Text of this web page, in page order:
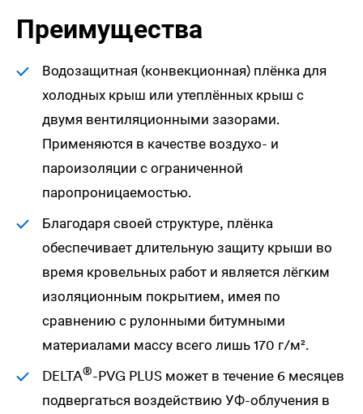
Преимущества
Водозащитная (конвекционная) плёнка для
холодных крыш или утеплённых крыш с
двумя вентиляционными зазорами.
Применяются в качестве воздухо- и
пароизоляции с ограниченной
паропроницаемостью.
Благодаря своей структуре, плёнка
обеспечивает длительную защиту крыши во
время кровельных работ и является лёгким
изоляционным покрытием, имея по
сравнению с рулонными битумными
материалами массу всего лишь 170 г/м².
DELTA®-PVG PLUS может в течение 6 месяцев
подвергаться воздействию УФ-облучения в